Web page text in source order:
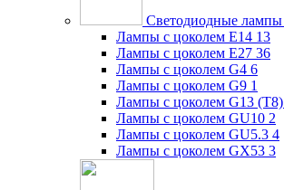
Светодиодные лампы
Лампы с цоколем E14 13
Лампы с цоколем E27 36
Лампы с цоколем G4 6
Лампы с цоколем G9 1
Лампы с цоколем G13 (Т8)
Лампы с цоколем GU10 2
Лампы с цоколем GU5.3 4
Лампы с цоколем GX53 3